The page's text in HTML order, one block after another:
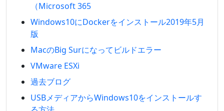
（Microsoft 365
Windows10にDockerをインストール2019年5月
版
MacのBig Surになってビルドエラー
VMware ESXi
過去ブログ
USBメディアからWindows10をインストールす